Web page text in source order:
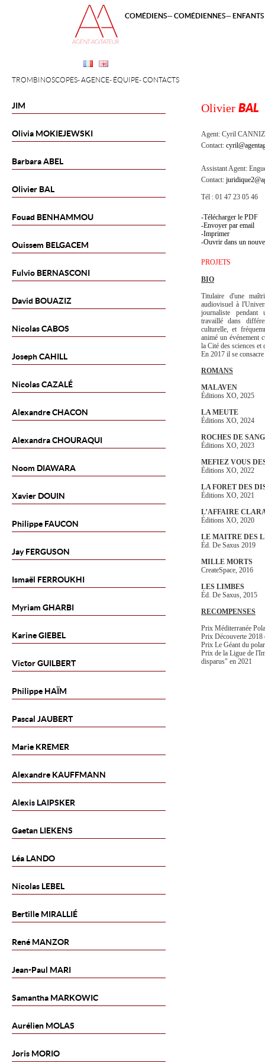
JIM
Olivia MOKIEJEWSKI
BarbaraABEL
Olivier BAL
Fouad BENHAMMOU
Ouissem BELGACEM
Fulvio BERNASCONI
David BOUAZIZ
NicolasCABOS
JosephCAHILL
NicolasCAZALÉ
AlexandreCHACON
AlexandraCHOURAQUI
Noom DIAWARA
Xavier DOUIN
Philippe FAUCON
JayFERGUSON
Ismaël FERROUKHI
Myriam GHARBI
KarineGIEBEL
VictorGUILBERT
Philippe HAÏM
Pascal JAUBERT
Marie KREMER
Alexandre KAUFFMANN
Alexis LAIPSKER
Gaetan LIEKENS
Léa LANDO
Nicolas LEBEL
Bertille MIRALLIÉ
René MANZOR
Jean-Paul MARI
Samantha MARKOWIC
Aurélien MOLAS
Joris MORIO
TROMBINOSCOPES AGENCE ÉQUIPE CONTACTS
COMÉDIENS COMÉDIENNES
Olivier BAL
Agent: Cyril
Contact:
Assistant Agent:
Contact:
Tél : 01 47 23 05 46
Télécharger le PDF
Envoyer par email
Imprimer
Ouvrir dans un
PROJETS
BIO
Titulaire d'une
audiovisuel à
journaliste pendant
travaillé dans
culturelle, et
animé un événement
la Cité des sciences
En 2017 il se
ROMANS
MALAVEN
Éditions XO, 2025
LA MEUTE
Éditions XO, 2024
ROCHES DE SANG
Éditions XO, 2023
MEFIEZ VOUS
Éditions XO, 2022
LA FORET DES
Éditions XO, 2021
L’AFFAIRE
Éditions XO, 2020
LE MAITRE DES
Éd. De Saxus 2019
MILLE MORTS
CreateSpace, 2016
LES LIMBES
Éd. De Saxus, 2015
RECOMPENSES
Prix Méditerranée
Prix Découverte 2018
Prix Le Géant du
Prix de la Ligue de
disparus" en 2021